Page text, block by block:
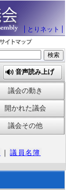
とりネット
音声読み上げ
議会の動き
開かれた議会
議会その他
｜ 議員名簿